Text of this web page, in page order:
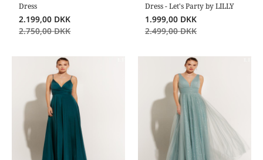
Dress
2.199,00 DKK
2.750,00 DKK
Dress - Let's Party by LILLY
1.999,00 DKK
2.499,00 DKK